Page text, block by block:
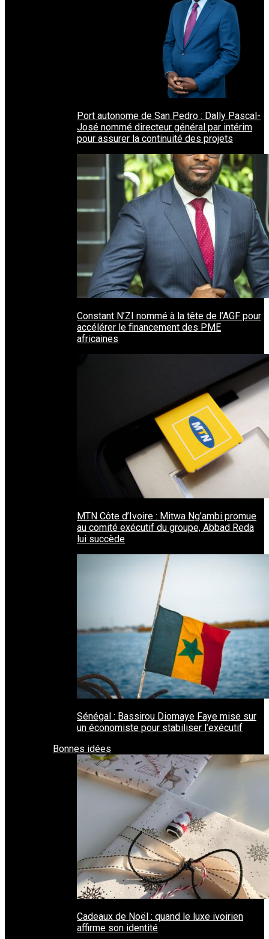
Port autonome de San Pedro : Dally Pascal-
José nommé directeur général par intérim
pour assurer la continuité des projets
Constant N’ZI nommé à la tête de l’AGF pour
accélérer le financement des PME
africaines
MTN Côte d’Ivoire : Mitwa Ng’ambi promue
au comité exécutif du groupe, Abbad Reda
lui succède
Sénégal : Bassirou Diomaye Faye mise sur
un économiste pour stabiliser l’exécutif
Bonnes idées
Cadeaux de Noël : quand le luxe ivoirien
affirme son identité